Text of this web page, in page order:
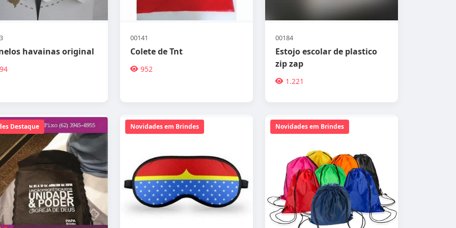
havainas original
00141
Colete de Tnt
952
00184
Estojo escolar de plastico
zip zap
1.221
Destaque Novidades em Brindes Novidades em Brindes